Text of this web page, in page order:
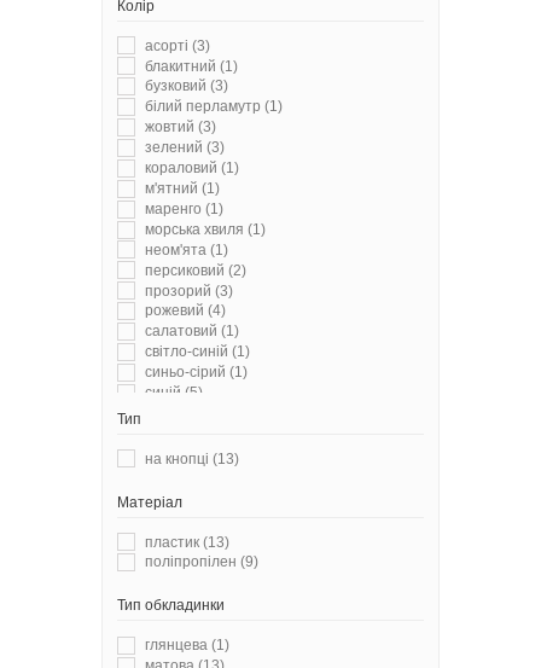
Колір
асорті (3)
блакитний (1)
бузковий (3)
білий перламутр (1)
жовтий (3)
зелений (3)
кораловий (1)
м'ятний (1)
маренго (1)
морська хвиля (1)
неом'ята (1)
персиковий (2)
прозорий (3)
рожевий (4)
салатовий (1)
світло-синій (1)
синьо-сірий (1)
синій (5)
темно-синій(1)
червоний
чорний
Тип
на кнопці (13)
Матеріал
пластик (13)
поліпропілен (9)
Тип обкладинки
глянцева (1)